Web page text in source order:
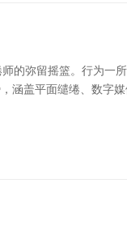
的弥留摇篮。行为一
涵盖平面缱绻、数字